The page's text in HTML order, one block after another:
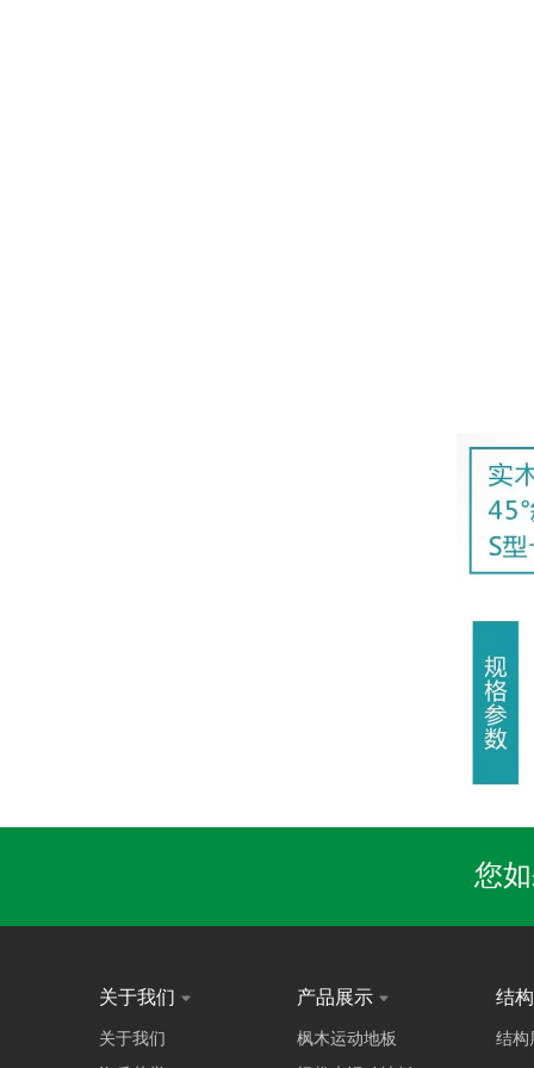
您
关于我们
关于我们
产品展示
枫木运动地板
结
结构